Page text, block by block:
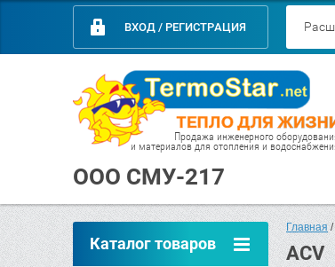
О компании
Продажа инженерного
и материалов для отопления и
ООО СМУ-217
ВХОД / РЕГИСТРАЦИЯ
Каталог товаров
Главная /
ACV